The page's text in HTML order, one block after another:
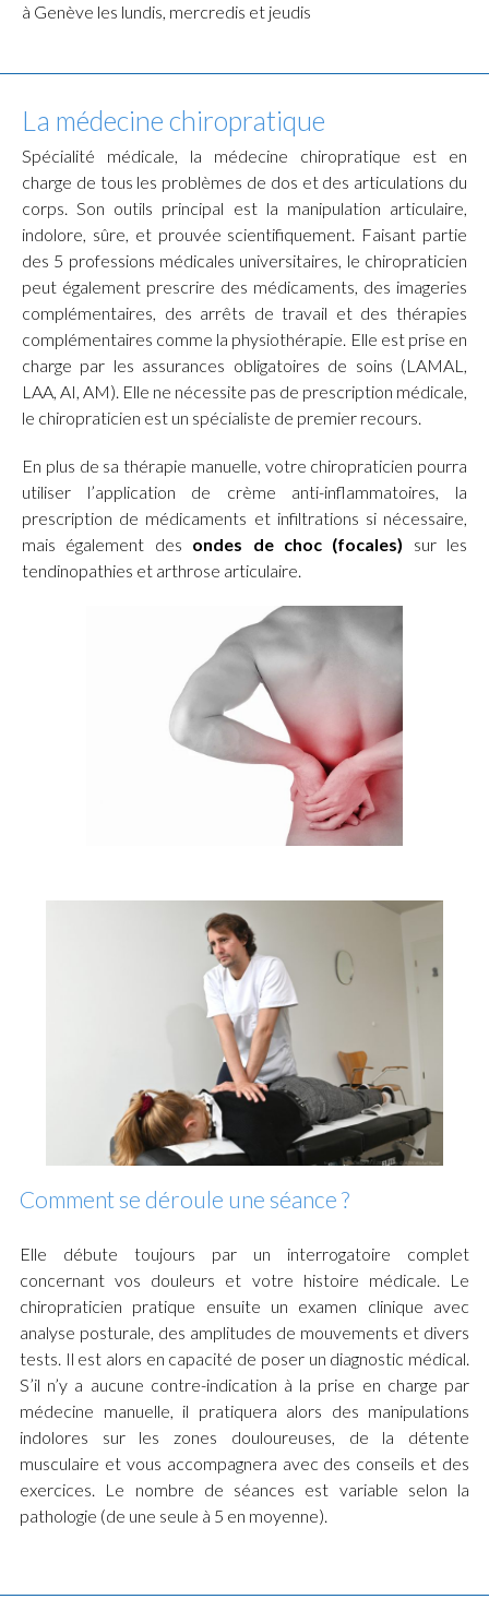
à Genève les lundis, mercredis et jeudis
La médecine chiropratique
Spécialité médicale, la médecine chiropratique est en
charge de tous les problèmes de dos et des articulations du
corps. Son outils principal est la manipulation articulaire,
indolore, sûre, et prouvée scientifiquement. Faisant partie
des 5 professions médicales universitaires, le chiropraticien
peut également prescrire des médicaments, des imageries
complémentaires, des arrêts de travail et des thérapies
complémentaires comme la physiothérapie. Elle est prise en
charge par les assurances obligatoires de soins (LAMAL,
LAA, AI, AM). Elle ne nécessite pas de prescription médicale,
le chiropraticien est un spécialiste de premier recours.
En plus de sa thérapie manuelle, votre chiropraticien pourra
utiliser l’application de crème anti-inflammatoires, la
prescription de médicaments et infiltrations si nécessaire,
mais également des ondes de choc (focales) sur les
tendinopathies et arthrose articulaire.
Comment se déroule une séance ?
Elle débute toujours par un interrogatoire complet
concernant vos douleurs et votre histoire médicale. Le
chiropraticien pratique ensuite un examen clinique avec
analyse posturale, des amplitudes de mouvements et divers
tests. Il est alors en capacité de poser un diagnostic médical.
S’il n’y a aucune contre-indication à la prise en charge par
médecine manuelle, il pratiquera alors des manipulations
indolores sur les zones douloureuses, de la détente
musculaire et vous accompagnera avec des conseils et des
exercices. Le nombre de séances est variable selon la
pathologie (de une seule à 5 en moyenne).